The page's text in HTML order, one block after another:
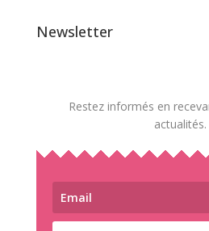
Newsletter
Restez informés en
actualités.